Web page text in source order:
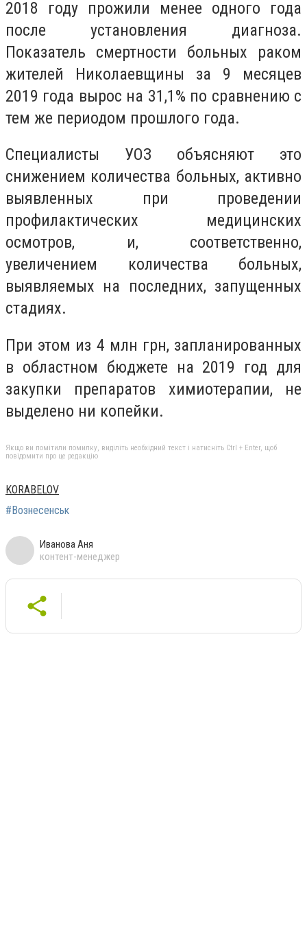
2018 году прожили менее одного года
после установления диагноза.
Показатель смертности больных раком
жителей Николаевщины за 9 месяцев
2019 года вырос на 31,1% по сравнению с
тем же периодом прошлого года.
Специалисты УОЗ объясняют это
снижением количества больных, активно
выявленных при проведении
профилактических медицинских
осмотров, и, соответственно,
увеличением количества больных,
выявляемых на последних, запущенных
стадиях.
При этом из 4 млн грн, запланированных
в областном бюджете на 2019 год для
закупки препаратов химиотерапии, не
выделено ни копейки.
Якщо ви помітили помилку, виділіть необхідний текст і натисніть Ctrl + Enter, щоб
повідомити про це редакцію
KORABELOV
#Вознесенськ
Иванова Аня
контент-менеджер